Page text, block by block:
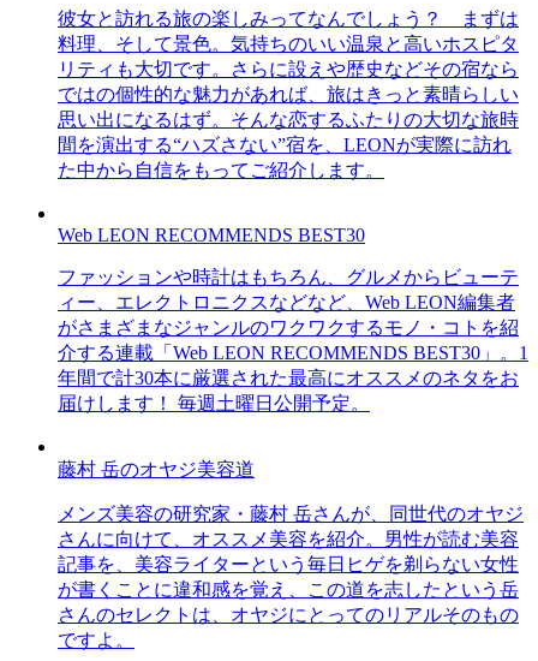
彼女と訪れる旅の楽しみってなんでしょう？ まずは
料理、そして景色。気持ちのいい温泉と高いホスピタ
リティも大切です。さらに設えや歴史などその宿なら
ではの個性的な魅力があれば、旅はきっと素晴らしい
思い出になるはず。そんな恋するふたりの大切な旅時
間を演出する“ハズさない”宿を、LEONが実際に訪れ
た中から自信をもってご紹介します。
Web LEON RECOMMENDS BEST30
ファッションや時計はもちろん、グルメからビューテ
ィー、エレクトロニクスなどなど、Web LEON編集者
がさまざまなジャンルのワクワクするモノ・コトを紹
介する連載「Web LEON RECOMMENDS BEST30」。1
年間で計30本に厳選された最高にオススメのネタをお
届けします！ 毎週土曜日公開予定。
藤村 岳のオヤジ美容道
メンズ美容の研究家・藤村 岳さんが、同世代のオヤジ
さんに向けて、オススメ美容を紹介。男性が読む美容
記事を、美容ライターという毎日ヒゲを剃らない女性
が書くことに違和感を覚え、この道を志したという岳
さんのセレクトは、オヤジにとってのリアルそのもの
ですよ。